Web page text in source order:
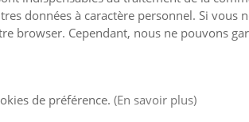
données à caractère personnel. Si vous
browser. Cependant, nous ne pouvons
de préférence. (En savoir plus)